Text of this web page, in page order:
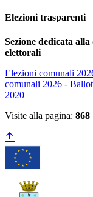
Elezioni trasparenti
Sezione dedicata
elettorali
Elezioni comunali
comunali 2026 -
2020
Visite alla pagina: 868